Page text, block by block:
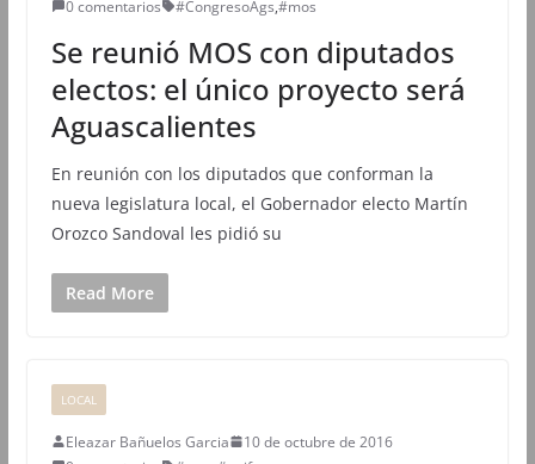
0 comentarios
#CongresoAgs,#mos
Se reunió MOS con diputados
electos: el único proyecto será
Aguascalientes
En reunión con los diputados que conforman la
nueva legislatura local, el Gobernador electo Martín
Orozco Sandoval les pidió su
Read More
LOCAL
Eleazar Bañuelos Garcia
10 de octubre de 2016